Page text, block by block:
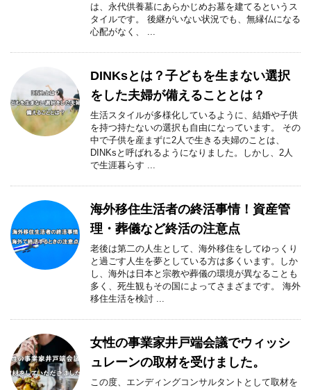
は、永代供養墓にあらかじめお墓を建てるというス
タイルです。 後継がいない状況でも、無縁仏になる
心配がなく、 ...
DINKsとは？子どもを生まない選択
をした夫婦が備えることとは？
生活スタイルが多様化しているように、結婚や子供
を持つ持たないの選択も自由になっています。 その
中で子供を産まずに2人で生きる夫婦のことは、
DINKsと呼ばれるようになりました。しかし、2人
で生涯暮らす ...
海外移住生活者の終活事情！資産管
理・葬儀など終活の注意点
老後は第二の人生として、海外移住をしてゆっくり
と過ごす人生を夢としている方は多くいます。しか
し、海外は日本と宗教や葬儀の環境が異なることも
多く、死生観もその国によってさまざまです。 海外
移住生活を検討 ...
女性の事業家井戸端会議でウィッシ
ュレーンの取材を受けました。
この度、エンディングコンサルタントとして取材を